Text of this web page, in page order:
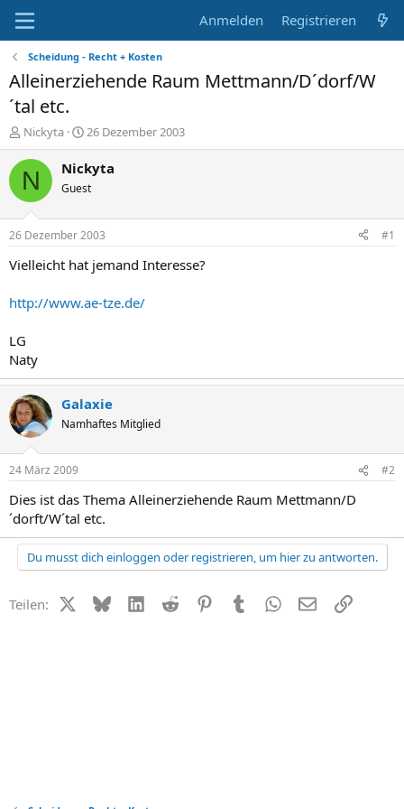
Anmelden Registrieren
Scheidung - Recht + Kosten
Alleinerziehende Raum Mettmann/D´dorf/W
´tal etc.
E
r
s
t
e
r
Nickyta
E
r
s
e
l
t
a
m
26 Dezember 2003
N Nickyta
Guest
26 Dezember 2003 #1
Vielleicht hat jemand Interesse?
http://www.ae-tze.de/
LG
Naty
Galaxie
Namhaftes Mitglied
24 März 2009 #2
Dies ist das Thema Alleinerziehende Raum Mettmann/D
´dorft/W´tal etc.
Du musst dich einloggen oder registrieren, um hier zu antworten.
Teilen: X (Twitter)
BlueskyLinkedIn
Reddit PinterestTumblr WhatsApp
E-MailLink